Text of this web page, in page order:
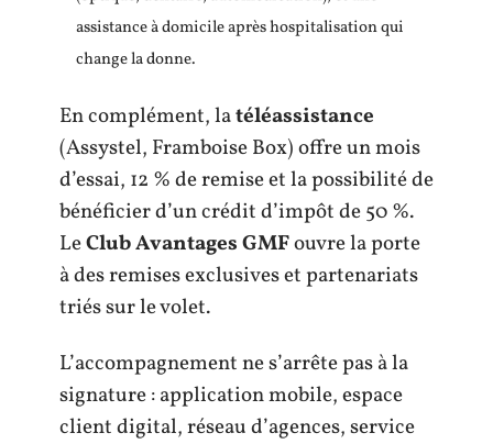
assistance à domicile après hospitalisation qui
change la donne.
En complément, latéléassistance
(Assystel, Framboise Box) offre un mois
d’essai, 12 % de remise et la possibilité de
bénéficier d’un crédit d’impôt de 50 %.
LeClub Avantages GMFouvre la porte
à des remises exclusives et partenariats
triés sur le volet.
L’accompagnement ne s’arrête pas à la
signature : application mobile, espace
client digital, réseau d’agences, service